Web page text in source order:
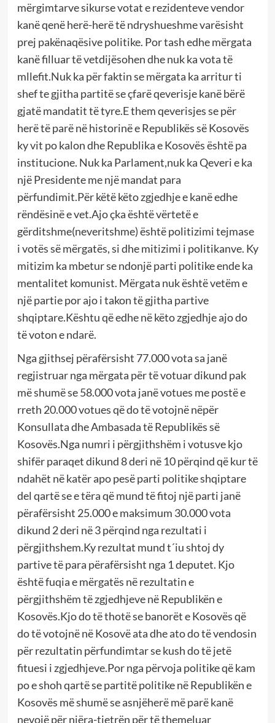
mërgimtarve sikurse votat e rezidenteve vendor
kanë qenë herë-herë të ndryshueshme varësisht
prej pakënaqësive politike. Por tash edhe mërgata
kanë filluar të vetdijësohen dhe nuk ka vota të
mllefit.Nuk ka për faktin se mërgata ka arritur ti
shef te gjitha partitë se çfarë qeverisje kanë bërë
gjatë mandatit të tyre.E them qeverisjes se për
herë të parë në historinë e Republikës së Kosovës
ky vit po kalon dhe Republika e Kosovës është pa
institucione. Nuk ka Parlament,nuk ka Qeveri e ka
një Presidente me një mandat para
përfundimit.Për këtë këto zgjedhje e kanë edhe
rëndësinë e vet.Ajo çka është vërtetë e
gërditshme(neveritshme) është politizimi tejmase
i votës së mërgatës, si dhe mitizimi i politikanve. Ky
mitizim ka mbetur se ndonjë parti politike ende ka
mentalitet komunist. Mërgata nuk është vetëm e
një partie por ajo i takon të gjitha partive
shqiptare.Kështu që edhe në këto zgjedhje ajo do
të voton e ndarë.
Nga gjithsej përafërsisht 77.000 vota sa janë
regjistruar nga mërgata për të votuar dikund pak
më shumë se 58.000 vota janë votues me postë e
rreth 20.000 votues që do të votojnë nëpër
Konsullata dhe Ambasada të Republikës së
Kosovës.Nga numri i përgjithshëm i votusve kjo
shifër paraqet dikund 8 deri në 10 përqind që kur të
ndahët në katër apo pesë parti politike shqiptare
del qartë se e tëra që mund të fitoj një parti janë
përafërsisht 25.000 e maksimum 30.000 vota
dikund 2 deri në 3 përqind nga rezultati i
përgjithshem.Ky rezultat mund t´iu shtoj dy
partive të para përafërsisht nga 1 deputet. Kjo
është fuqia e mërgatës në rezultatin e
përgjithshëm të zgjedhjeve në Republikën e
Kosovës.Kjo do të thotë se banorët e Kosovës që
do të votojnë në Kosovë ata dhe ato do të vendosin
për rezultatin përfundimtar se kush do të jetë
fituesi i zgjedhjeve.Por nga përvoja politike që kam
po e shoh qartë se partitë politike në Republikën e
Kosovës më shumë se asnjëherë më parë kanë
nevojë për njëra-tjetrën për të themeluar